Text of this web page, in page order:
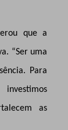
que a
“Ser uma
Para
as